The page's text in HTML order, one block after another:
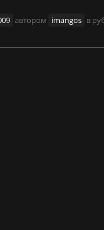
автором imangos в